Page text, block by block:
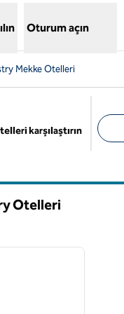
Oturum açın
Mekke Otelleri
karşılaştırın
Otelleri
sonraki görsel